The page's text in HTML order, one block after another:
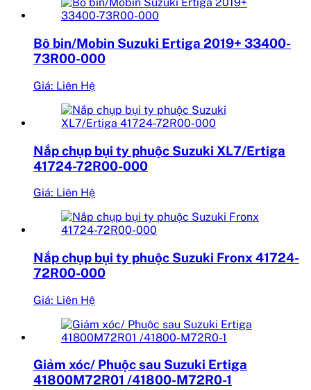
Bô bin/Mobin Suzuki Ertiga 2019+ 33400-
73R00-000
Giá: Liên Hệ
Nắp chụp bụi ty phuộc Suzuki XL7/Ertiga
41724-72R00-000
Giá: Liên Hệ
Nắp chụp bụi ty phuộc Suzuki Fronx 41724-
72R00-000
Giá: Liên Hệ
Giảm xóc/ Phuộc sau Suzuki Ertiga
41800M72R01 /41800-M72R0-1